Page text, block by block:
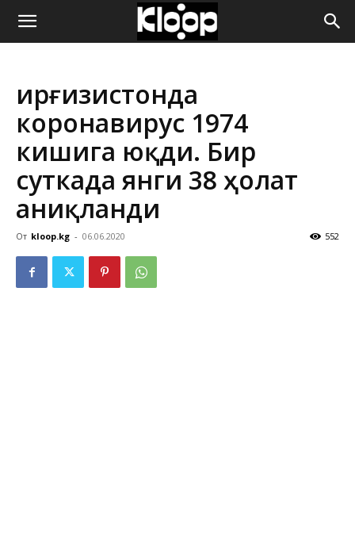
ҚИРҒИЗИСТОН
ЯНГИЛИКЛАРИ
Қирғизистонда
коронавирус 1974
кишига юқди. Бир
суткада янги 38 ҳолат
аниқланди
От kloop.kg - 06.06.2020 552